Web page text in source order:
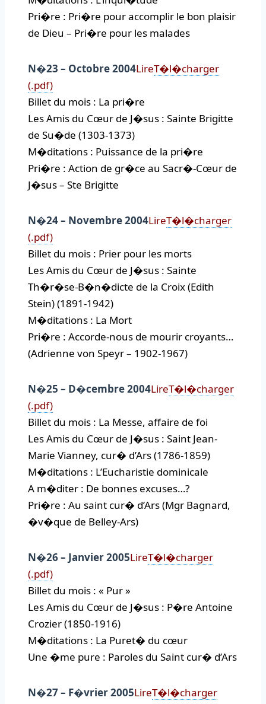
Pri�re : Pri�re pour accomplir le bon plaisir
de Dieu – Pri�re pour les malades
N�23 – Octobre 2004LireT�l�charger
(.pdf)
Billet du mois : La pri�re
Les Amis du Cœur de J�sus : Sainte Brigitte
de Su�de (1303-1373)
M�ditations : Puissance de la pri�re
Pri�re : Action de gr�ce au Sacr�-Cœur de
J�sus – Ste Brigitte
N�24 – Novembre 2004LireT�l�charger
(.pdf)
Billet du mois : Prier pour les morts
Les Amis du Cœur de J�sus : Sainte
Th�r�se-B�n�dicte de la Croix (Edith
Stein) (1891-1942)
M�ditations : La Mort
Pri�re : Accorde-nous de mourir croyants…
(Adrienne von Speyr – 1902-1967)
N�25 – D�cembre 2004LireT�l�charger
(.pdf)
Billet du mois : La Messe, affaire de foi
Les Amis du Cœur de J�sus : Saint Jean-
Marie Vianney, cur� d’Ars (1786-1859)
M�ditations : L’Eucharistie dominicale
A m�diter : De bonnes excuses…?
Pri�re : Au saint cur� d’Ars (Mgr Bagnard,
�v�que de Belley-Ars)
N�26 – Janvier 2005LireT�l�charger
(.pdf)
Billet du mois : « Pur »
Les Amis du Cœur de J�sus : P�re Antoine
Crozier (1850-1916)
M�ditations : La Puret� du cœur
Une �me pure : Paroles du Saint cur� d’Ars
N�27 – F�vrier 2005LireT�l�charger